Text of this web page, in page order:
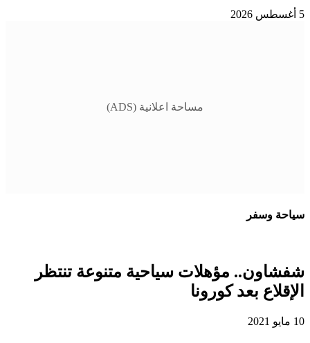
5 أغسطس 2026
مساحة اعلانية (ADS)
سياحة وسفر
شفشاون.. مؤهلات سياحية متنوعة تنتظر
الإقلاع بعد كورونا
10 مايو 2021